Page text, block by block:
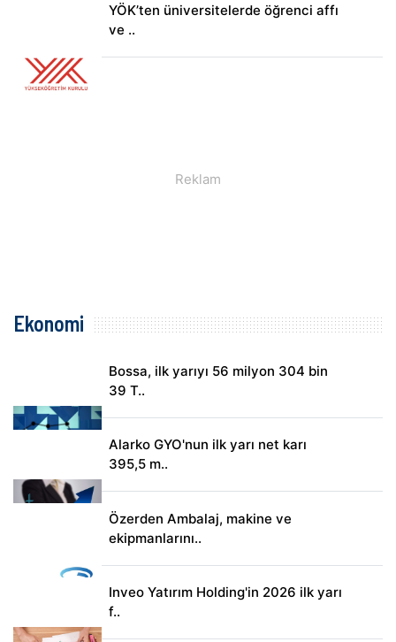
YÖK’ten üniversitelerde öğrenci affı
ve ..
Ekonomi
Bossa, ilk yarıyı 56 milyon 304 bin
39 T..
Alarko GYO'nun ilk yarı net karı
395,5 m..
Özerden Ambalaj, makine ve
ekipmanlarını..
Inveo Yatırım Holding'in 2026 ilk yarı
f..